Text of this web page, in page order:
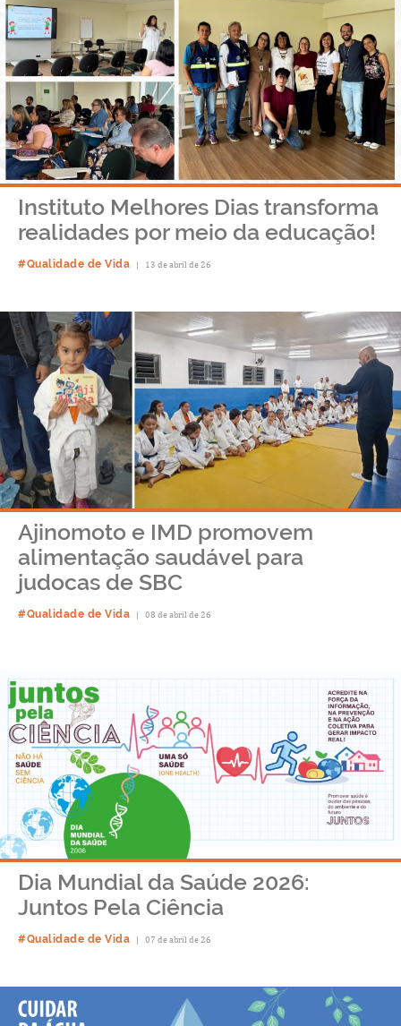
Instituto Melhores Dias transforma
realidades por meio da educação!
#Qualidade de Vida | 13 de abril de 26
Ajinomoto e IMD promovem
alimentação saudável para
judocas de SBC
#Qualidade de Vida | 08 de abril de 26
Dia Mundial da Saúde 2026:
Juntos Pela Ciência
#Qualidade de Vida | 07 de abril de 26